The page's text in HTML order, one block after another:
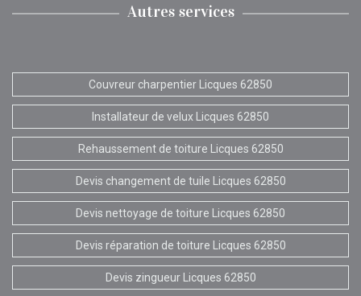
Autres services
Couvreur charpentier Licques 62850
Installateur de velux Licques 62850
Rehaussement de toiture Licques 62850
Devis changement de tuile Licques 62850
Devis nettoyage de toiture Licques 62850
Devis réparation de toiture Licques 62850
Devis zingueur Licques 62850